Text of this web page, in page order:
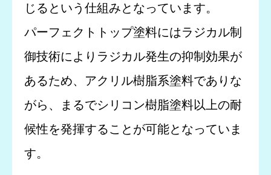
じるという仕組みとなっています。
パーフェクトトップ塗料にはラジカル制
御技術によりラジカル発生の抑制効果が
あるため、アクリル樹脂系塗料でありな
がら、まるでシリコン樹脂塗料以上の耐
候性を発揮することが可能となっていま
す。